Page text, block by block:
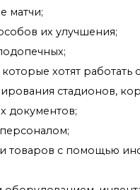
матчи;
их улучшения;
хотят работать с
стадионов,
документов;
товаров с помощью